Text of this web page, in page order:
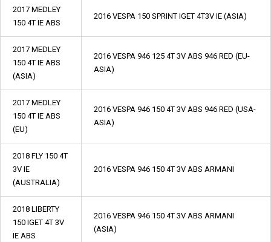
2017 MEDLEY
150 4T IE ABS
2016 VESPA 150 SPRINT IGET 4T3V IE (ASIA)
2017 MEDLEY
150 4T IE ABS
(ASIA)
2016 VESPA 946 125 4T 3V ABS 946 RED (EU-
ASIA)
2017 MEDLEY
150 4T IE ABS
(EU)
2016 VESPA 946 150 4T 3V ABS 946 RED (USA-
ASIA)
2018 FLY 150 4T
3V IE
(AUSTRALIA)
2016 VESPA 946 150 4T 3V ABS ARMANI
2018 LIBERTY
150 IGET 4T 3V
IE ABS
2016 VESPA 946 150 4T 3V ABS ARMANI
(ASIA)